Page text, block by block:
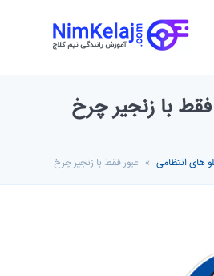
فقط با زنجیر چرخ
های انتظامی » عبور فقط با زنجیر چرخ